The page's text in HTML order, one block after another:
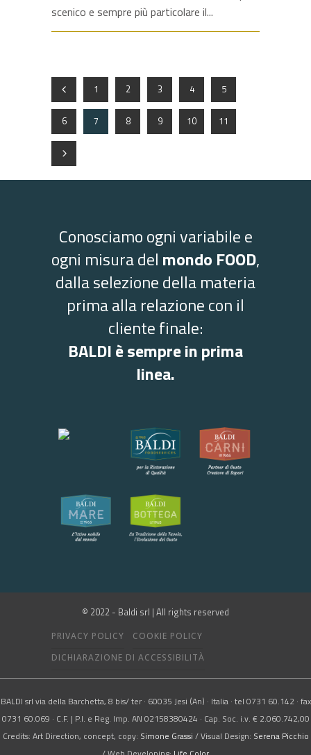
scenico e sempre più particolare il
1 2 3 4 5
6 7 8 9 10 11
Conosciamo ogni variabile e
ogni misura del mondo FOOD,
dalla selezione della materia
prima alla relazione con il
cliente finale:
BALDI è sempre in prima
linea.
© 2022 - Baldi srl | All rights reserved
PRIVACY POLICY
COOKIE POLICY
DICHIARAZIONE DI ACCESSIBILITÀ
BALDI srl via della Barchetta, 8 bis/ ter · 60035 Jesi (An) · Italia · tel 0731 60.142 · fax
0731 60.069 · C.F. | P.I. e Reg. Imp. AN 02158380424 · Cap. Soc. i.v. € 2.060.742,00
Credits: Art Direction, concept, copy: Simone Grassi / Visual Design: Serena Picchio